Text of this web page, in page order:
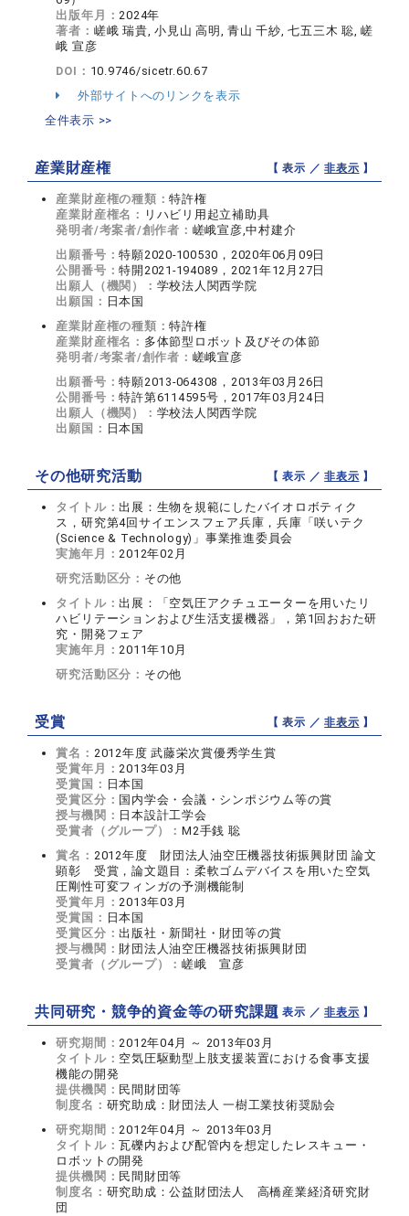
出版年月：2024年
著者： 嵯峨 瑞貴, 小見山 高明, 青山 千紗, 七五三木 聡, 嵯
峨 宣彦
DOI： 10.9746/sicetr.60.67
外部サイトへのリンクを表示
全件表示 >>
産業財産権 【 表示 ／非表示 】
産業財産権の種類：特許権
産業財産権名： リハビリ用起立補助具
発明者/考案者/創作者： 嵯峨宣彦,中村建介
出願番号：特願2020-100530，2020年06月09日
公開番号：特開2021-194089，2021年12月27日
出願人（機関）： 学校法人関西学院
出願国： 日本国
産業財産権の種類：特許権
産業財産権名： 多体節型ロボット及びその体節
発明者/考案者/創作者： 嵯峨宣彦
出願番号：特願2013-064308，2013年03月26日
公開番号：特許第6114595号，2017年03月24日
出願人（機関）： 学校法人関西学院
出願国： 日本国
その他研究活動 【 表示 ／非表示 】
タイトル：出展：生物を規範にしたバイオロボティク
ス，研究第4回サイエンスフェア兵庫，兵庫「咲いテク
(Science & Technology)」事業推進委員会
実施年月：2012年02月
研究活動区分： その他
タイトル：出展：「空気圧アクチュエーターを用いたリ
ハビリテーションおよび生活支援機器」，第1回おおた研
究・開発フェア
実施年月：2011年10月
研究活動区分： その他
受賞 【 表示 ／非表示 】
賞名： 2012年度 武藤栄次賞優秀学生賞
受賞年月：2013年03月
受賞国： 日本国
受賞区分： 国内学会・会議・シンポジウム等の賞
授与機関： 日本設計工学会
受賞者（グループ）：M2手銭 聡
賞名： 2012年度 財団法人油空圧機器技術振興財団 論文
顕彰 受賞，論文題目：柔軟ゴムデバイスを用いた空気
圧剛性可変フィンガの予測機能制
受賞年月：2013年03月
受賞国： 日本国
受賞区分：出版社・新聞社・財団等の賞
授与機関： 財団法人油空圧機器技術振興財団
受賞者（グループ）：嵯峨 宣彦
共同研究・競争的資金等の研究課題【 表示 ／非表示 】
研究期間：2012年04月 ～ 2013年03月
タイトル： 空気圧駆動型上肢支援装置における食事支援
機能の開発
提供機関： 民間財団等
制度名： 研究助成：財団法人 一樹工業技術奨励会
研究期間：2012年04月 ～ 2013年03月
タイトル：瓦礫内および配管内を想定したレスキュー・
ロボットの開発
提供機関： 民間財団等
制度名： 研究助成：公益財団法人 高橋産業経済研究財
団